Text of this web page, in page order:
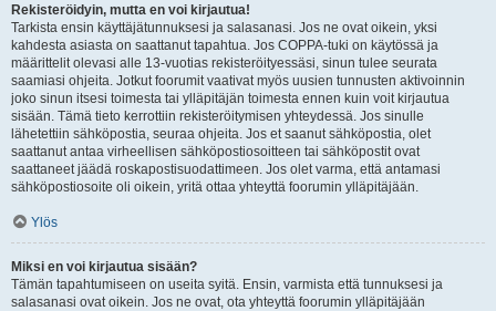
Rekisteröidyin, mutta en voi kirjautua!
Tarkista ensin käyttäjätunnuksesi ja salasanasi. Jos ne ovat oikein, yksi
kahdesta asiasta on saattanut tapahtua. Jos COPPA-tuki on käytössä ja
määrittelit olevasi alle 13-vuotias rekisteröityessäsi, sinun tulee seurata
saamiasi ohjeita. Jotkut foorumit vaativat myös uusien tunnusten aktivoinnin
joko sinun itsesi toimesta tai ylläpitäjän toimesta ennen kuin voit kirjautua
sisään. Tämä tieto kerrottiin rekisteröitymisen yhteydessä. Jos sinulle
lähetettiin sähköpostia, seuraa ohjeita. Jos et saanut sähköpostia, olet
saattanut antaa virheellisen sähköpostiosoitteen tai sähköpostit ovat
saattaneet jäädä roskapostisuodattimeen. Jos olet varma, että antamasi
sähköpostiosoite oli oikein, yritä ottaa yhteyttä foorumin ylläpitäjään.
Ylös
Miksi en voi kirjautua sisään?
Tämän tapahtumiseen on useita syitä. Ensin, varmista että tunnuksesi ja
salasanasi ovat oikein. Jos ne ovat, ota yhteyttä foorumin ylläpitäjään